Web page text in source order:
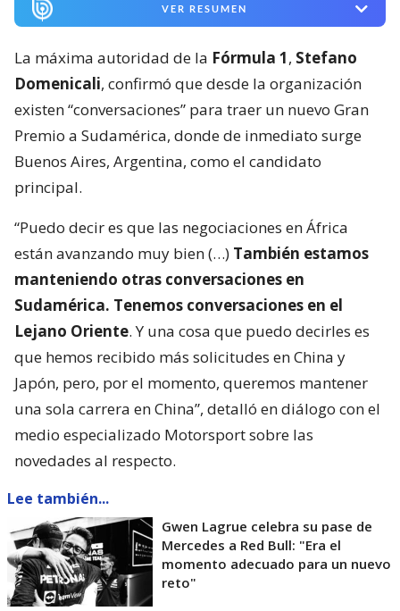
VER RESUMEN
La máxima autoridad de la Fórmula 1, Stefano
Domenicali, confirmó que desde la organización
existen “conversaciones” para traer un nuevo Gran
Premio a Sudamérica, donde de inmediato surge
Buenos Aires, Argentina, como el candidato
principal.
“Puedo decir es que las negociaciones en África
están avanzando muy bien (…) También estamos
manteniendo otras conversaciones en
Sudamérica. Tenemos conversaciones en el
Lejano Oriente. Y una cosa que puedo decirles es
que hemos recibido más solicitudes en China y
Japón, pero, por el momento, queremos mantener
una sola carrera en China”, detalló en diálogo con el
medio especializado Motorsport sobre las
novedades al respecto.
Lee también...
Gwen Lagrue celebra su pase de
Mercedes a Red Bull: "Era el
momento adecuado para un nuevo
reto"